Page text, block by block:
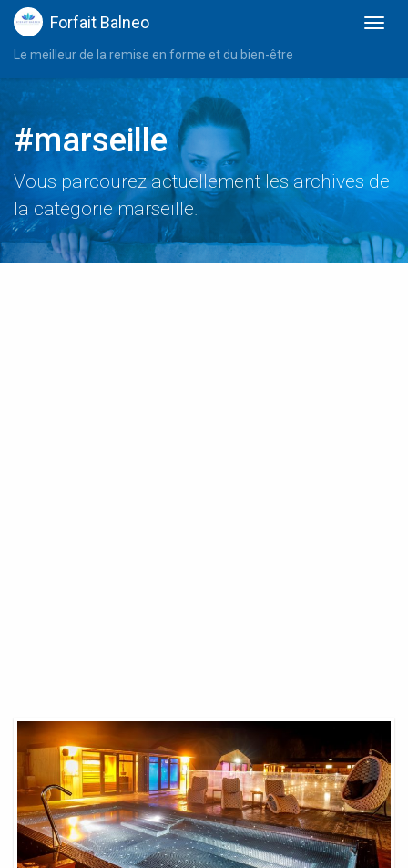
Forfait Balneo
Le meilleur de la remise en forme et du bien-être
#marseille
Vous parcourez actuellement les archives de
la catégorie marseille.
Spa
Marseille